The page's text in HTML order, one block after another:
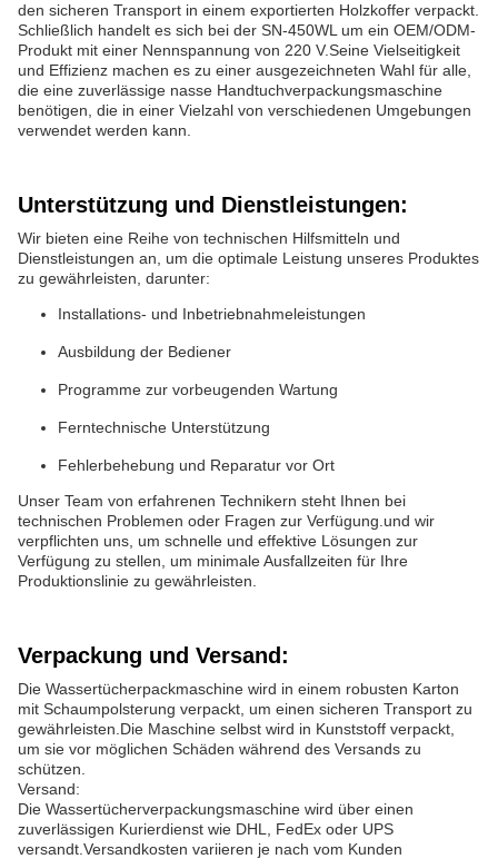
den sicheren Transport in einem exportierten Holzkoffer verpackt.
Schließlich handelt es sich bei der SN-450WL um ein OEM/ODM-
Produkt mit einer Nennspannung von 220 V.Seine Vielseitigkeit
und Effizienz machen es zu einer ausgezeichneten Wahl für alle,
die eine zuverlässige nasse Handtuchverpackungsmaschine
benötigen, die in einer Vielzahl von verschiedenen Umgebungen
verwendet werden kann.
Unterstützung und Dienstleistungen:
Wir bieten eine Reihe von technischen Hilfsmitteln und
Dienstleistungen an, um die optimale Leistung unseres Produktes
zu gewährleisten, darunter:
Installations- und Inbetriebnahmeleistungen
Ausbildung der Bediener
Programme zur vorbeugenden Wartung
Ferntechnische Unterstützung
Fehlerbehebung und Reparatur vor Ort
Unser Team von erfahrenen Technikern steht Ihnen bei
technischen Problemen oder Fragen zur Verfügung.und wir
verpflichten uns, um schnelle und effektive Lösungen zur
Verfügung zu stellen, um minimale Ausfallzeiten für Ihre
Produktionslinie zu gewährleisten.
Verpackung und Versand:
Die Wassertücherpackmaschine wird in einem robusten Karton
mit Schaumpolsterung verpackt, um einen sicheren Transport zu
gewährleisten.Die Maschine selbst wird in Kunststoff verpackt,
um sie vor möglichen Schäden während des Versands zu
schützen.
Versand:
Die Wassertücherverpackungsmaschine wird über einen
zuverlässigen Kurierdienst wie DHL, FedEx oder UPS
versandt.Versandkosten variieren je nach vom Kunden